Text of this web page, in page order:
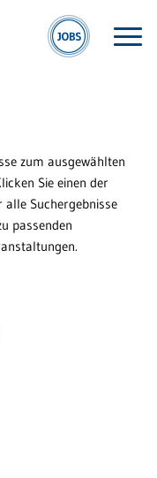
zum ausgewählten
Sie einen der
alle Suchergebnisse
passenden